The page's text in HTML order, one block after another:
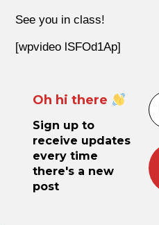
See you in class!
[wpvideo lSFOd1Ap]
Oh hi there
Sign up to
receive updates
every time
there's a new
post